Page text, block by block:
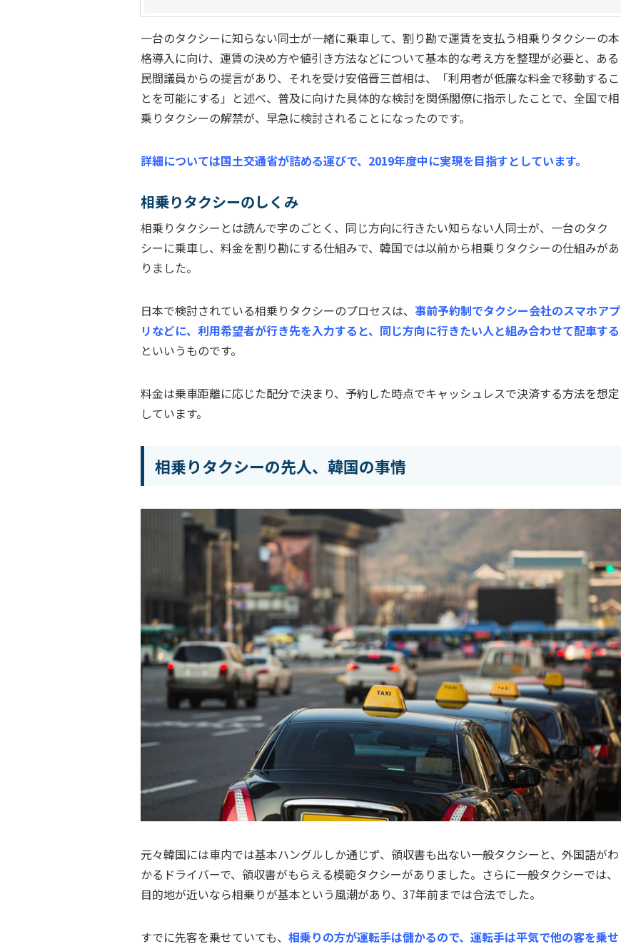
一台のタクシーに知らない同士が一緒に乗車して、割り勘で運賃を支払う相乗りタクシーの本
格導入に向け、運賃の決め方や値引き方法などについて基本的な考え方を整理が必要と、ある
民間議員からの提言があり、それを受け安倍晋三首相は、「利用者が低廉な料金で移動するこ
とを可能にする」と述べ、普及に向けた具体的な検討を関係閣僚に指示したことで、全国で相
乗りタクシーの解禁が、早急に検討されることになったのです。
詳細については国土交通省が詰める運びで、2019年度中に実現を目指すとしています。
相乗りタクシーのしくみ
相乗りタクシーとは読んで字のごとく、同じ方向に行きたい知らない人同士が、一台のタク
シーに乗車し、料金を割り勘にする仕組みで、韓国では以前から相乗りタクシーの仕組みがあ
りました。
日本で検討されている相乗りタクシーのプロセスは、 事前予約制でタクシー会社のスマホアプ
リなどに、利用希望者が行き先を入力すると、同じ方向に行きたい人と組み合わせて配車する
といいうものです。
料金は乗車距離に応じた配分で決まり、予約した時点でキャッシュレスで決済する方法を想定
しています。
相乗りタクシーの先人、韓国の事情
元々韓国には車内では基本ハングルしか通じず、領収書も出ない一般タクシーと、外国語がわ
かるドライバーで、領収書がもらえる模範タクシーがありました。さらに一般タクシーでは、
目的地が近いなら相乗りが基本という風潮があり、37年前までは合法でした。
すでに先客を乗せていても、 相乗りの方が運転手は儲かるので、運転手は平気で他の客を乗せ